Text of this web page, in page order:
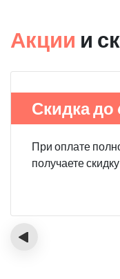
Акции и
Скидка до
При оплате
получаете
‹